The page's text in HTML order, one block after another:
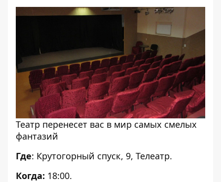
Театр перенесет вас в мир самых смелых
фантазий
Где: Крутогорный спуск, 9, Телеатр.
Когда: 18:00.